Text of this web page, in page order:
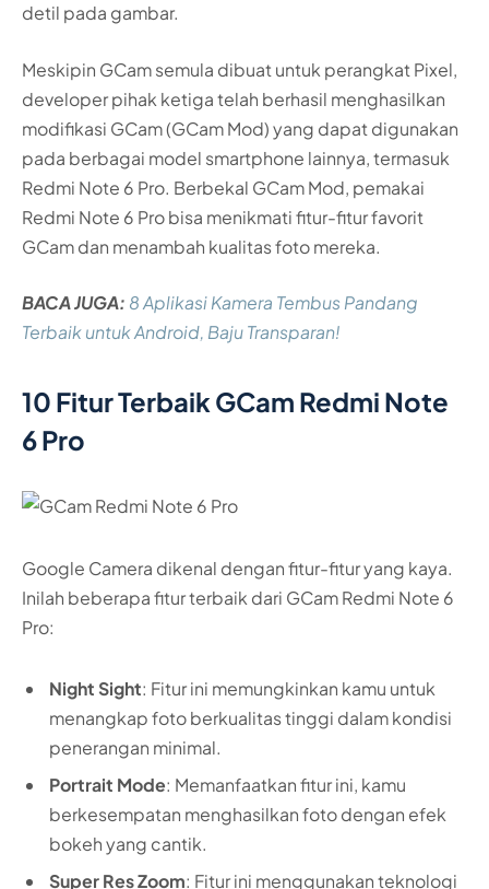
detil pada gambar.
Meskipin GCam semula dibuat untuk perangkat Pixel,
developer pihak ketiga telah berhasil menghasilkan
modifikasi GCam (GCam Mod) yang dapat digunakan
pada berbagai model smartphone lainnya, termasuk
Redmi Note 6 Pro. Berbekal GCam Mod, pemakai
Redmi Note 6 Pro bisa menikmati fitur-fitur favorit
GCam dan menambah kualitas foto mereka.
BACA JUGA: 8 Aplikasi Kamera Tembus Pandang
Terbaik untuk Android, Baju Transparan!
10 Fitur Terbaik GCam Redmi Note
6 Pro
Google Camera dikenal dengan fitur-fitur yang kaya.
Inilah beberapa fitur terbaik dari GCam Redmi Note 6
Pro:
Night Sight: Fitur ini memungkinkan kamu untuk
menangkap foto berkualitas tinggi dalam kondisi
penerangan minimal.
Portrait Mode: Memanfaatkan fitur ini, kamu
berkesempatan menghasilkan foto dengan efek
bokeh yang cantik.
Super Res Zoom: Fitur ini menggunakan teknologi